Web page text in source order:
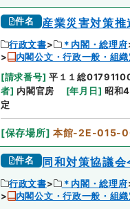
件名 産業災害対策
行政文書 ＊内閣・総理府
内閣公文・行政一般・組
[請求番号] 平１１総
者] 内閣官房 [年月日] 昭和
定
[保存場所] 本館-2E-015-
件名 同和対策協議会
行政文書 ＊内閣・総理府
内閣公文・行政一般・組